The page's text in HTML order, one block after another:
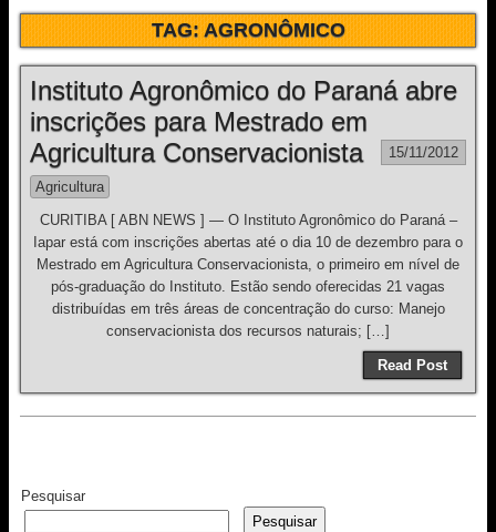
TAG:AGRONÔMICO
Instituto Agronômico do Paraná abre
inscrições para Mestrado em
Agricultura Conservacionista
15/11/2012
Agricultura
CURITIBA [ ABN NEWS ] — O Instituto Agronômico do Paraná –
Iapar está com inscrições abertas até o dia 10 de dezembro para o
Mestrado em Agricultura Conservacionista, o primeiro em nível de
pós-graduação do Instituto. Estão sendo oferecidas 21 vagas
distribuídas em três áreas de concentração do curso: Manejo
conservacionista dos recursos naturais; […]
Read Post
Pesquisar
Pesquisar